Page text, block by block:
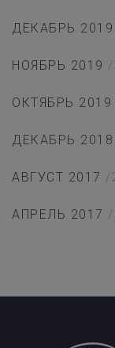
ДЕКАБРЬ 2019
НОЯБРЬ 2019 /
ОКТЯБРЬ 2019
ДЕКАБРЬ 2018
АВГУСТ 2017 /
АПРЕЛЬ 2017 /